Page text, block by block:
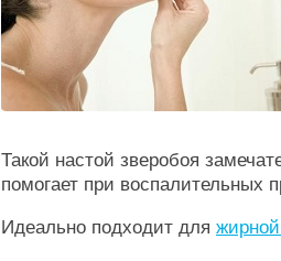
Такой настой зверобоя
помогает при воспалительных
Идеально подходит для